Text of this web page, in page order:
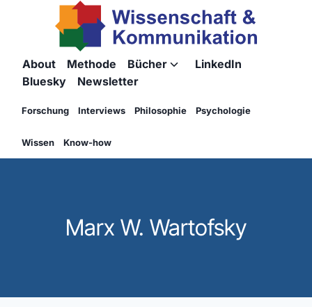
About
Methode Bücher
Untermenü
LinkedIn
Bluesky
Newsletter
Forschung Interviews Philosophie Psychologie
Wissen Know-how
Marx W. Wartofsky